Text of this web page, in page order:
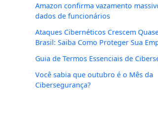
Amazon confirma vazamento
dados de funcionários
Ataques Cibernéticos Crescem
Brasil: Saiba Como Proteger Sua
Guia de Termos Essenciais de
Você sabia que outubro é o Mês da
Cibersegurança?